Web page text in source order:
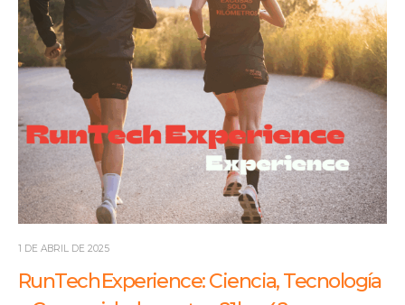
1 DE ABRIL DE 2025
RunTech Experience: Ciencia, Tecnología